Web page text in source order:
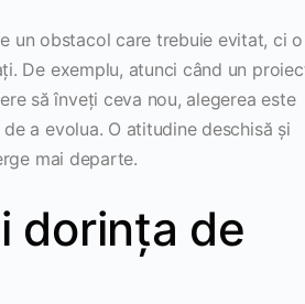
un obstacol care trebuie evitat, ci o
De exemplu, atunci când un
să înveți ceva nou, alegerea este
a evolua. O atitudine deschisă și
mai departe.
dorința de